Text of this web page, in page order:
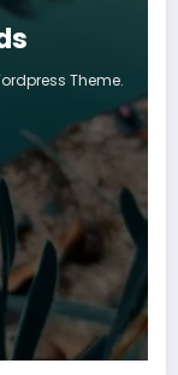
Theme.